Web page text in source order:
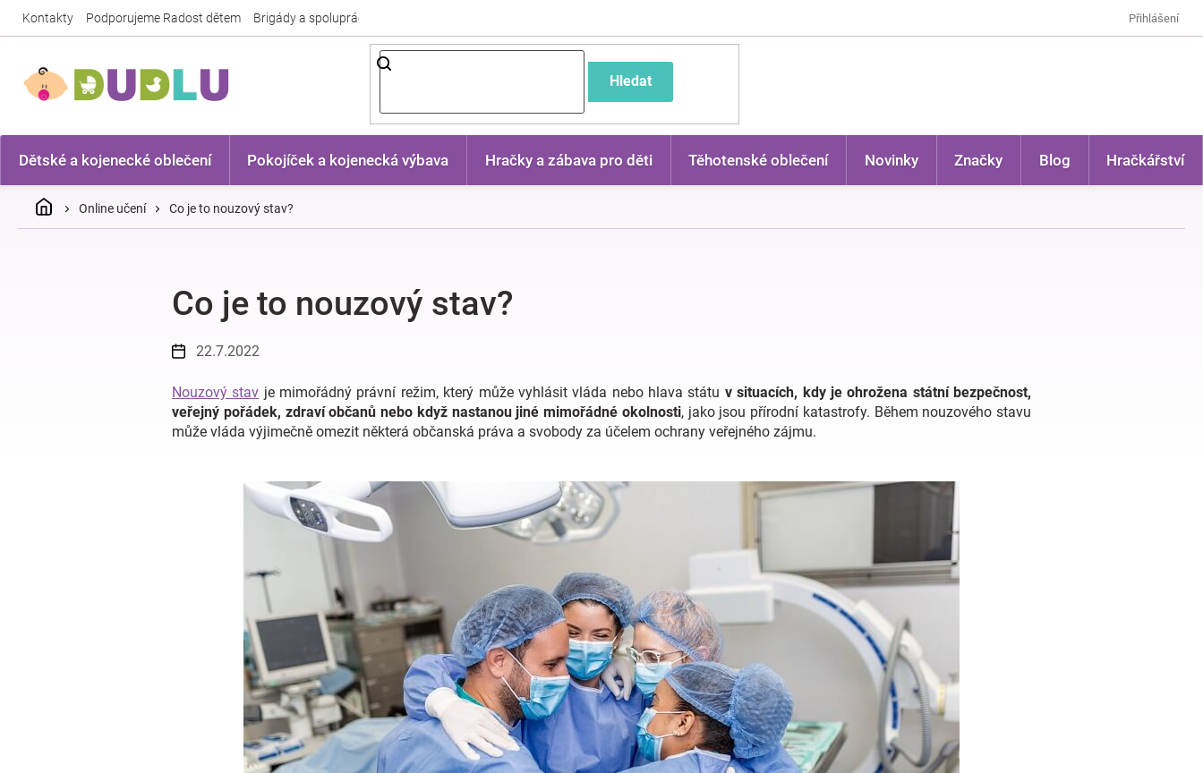
Kontakty Podporujeme Radost dětem Brigády a spolupráce Přihlášení
Hledat
Dětské a kojenecké oblečení Pokojíček a kojenecká výbava Hračky a zábava pro děti Těhotenské oblečení Novinky Značky Blog Hračkářství
DomůOnline učení Co je to nouzový stav?
Co je to nouzový stav?
22.7.2022
Nouzový stav je mimořádný právní režim, který může vyhlásit vláda nebo hlava státu v situacích, kdy je ohrožena státní bezpečnost,
veřejný pořádek, zdraví občanů nebo když nastanou jiné mimořádné okolnosti, jako jsou přírodní katastrofy. Během nouzového stavu
může vláda výjimečně omezit některá občanská práva a svobody za účelem ochrany veřejného zájmu.